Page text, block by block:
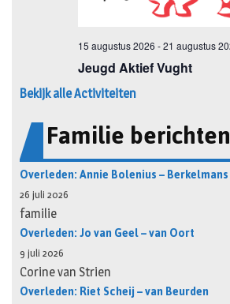
Bekijk alle Activiteiten
Familie berichten
Overleden: Annie Bolenius – Berkelmans
26 juli 2026
familie
Overleden: Jo van Geel – van Oort
9 juli 2026
Corine van Strien
Overleden: Riet Scheij – van Beurden